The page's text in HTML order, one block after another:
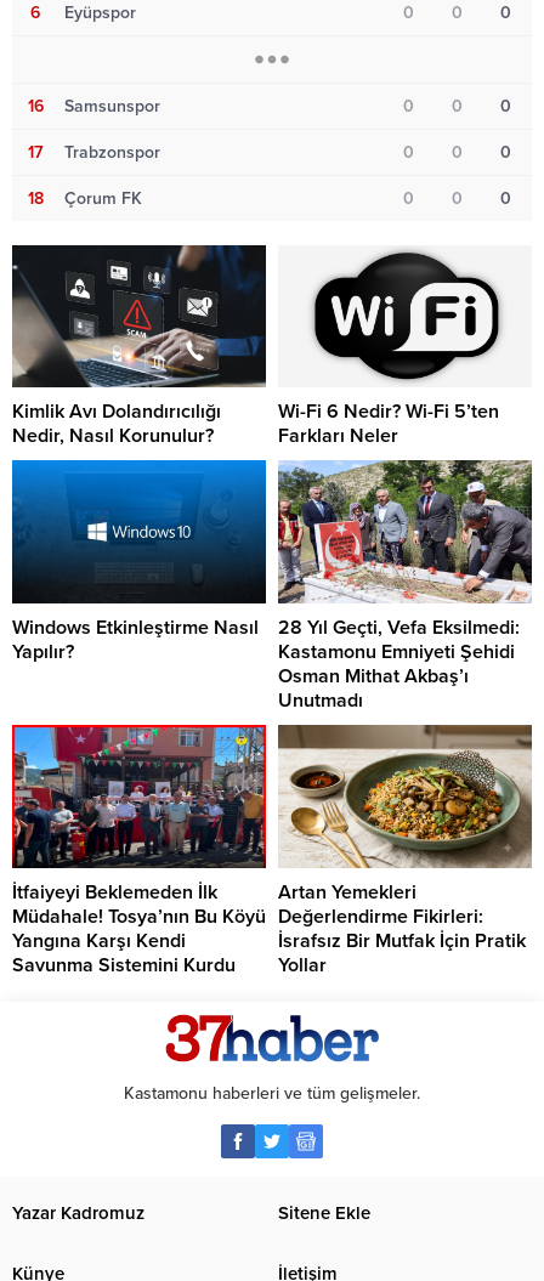
6 Eyüpspor 0 0 0
16 Samsunspor 0 0 0
17 Trabzonspor 0 0 0
18 Çorum FK 0 0 0
Kimlik Avı Dolandırıcılığı
Nedir, Nasıl Korunulur?
Wi-Fi 6 Nedir? Wi-Fi 5’ten
Farkları Neler
Windows Etkinleştirme Nasıl
Yapılır?
28 Yıl Geçti, Vefa Eksilmedi:
Kastamonu Emniyeti Şehidi
Osman Mithat Akbaş’ı
Unutmadı
İtfaiyeyi Beklemeden İlk
Müdahale! Tosya’nın Bu Köyü
Yangına Karşı Kendi
Savunma Sistemini Kurdu
Artan Yemekleri
Değerlendirme Fikirleri:
İsrafsız Bir Mutfak İçin Pratik
Yollar
Kastamonu haberleri ve tüm gelişmeler.
Yazar Kadromuz Sitene Ekle
Künye İletişim